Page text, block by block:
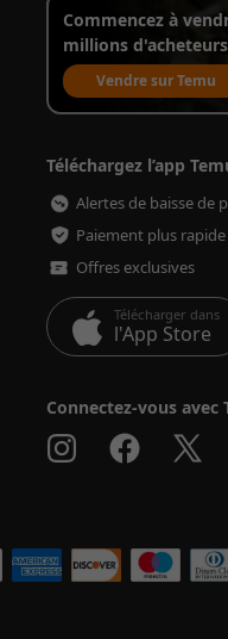
Commencez à
millions
Vendre sur Temu
Téléchargez l’app
Alertes de baisse de
Offres exclusives
Télécharger dans
l'App Store
Connectez-vous avec